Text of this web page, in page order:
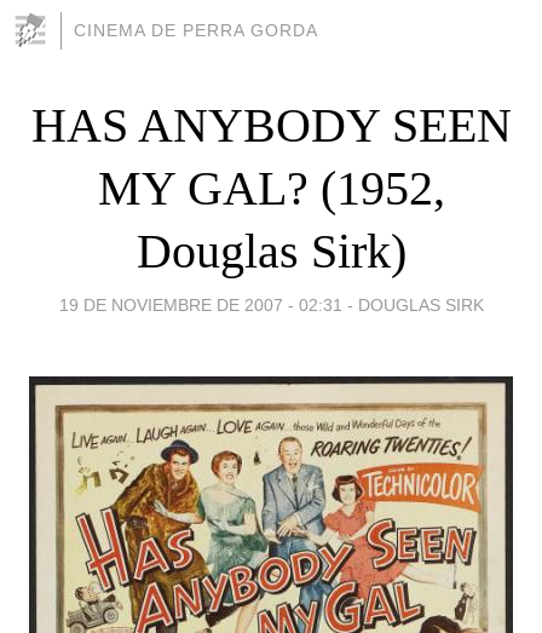
CINEMA DE PERRA GORDA
HAS ANYBODY SEEN
MY GAL? (1952,
Douglas Sirk)
19 DE NOVIEMBRE DE 2007 - 02:31 - DOUGLAS SIRK